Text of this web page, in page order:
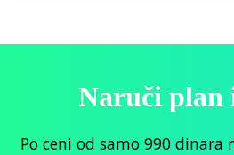
Naruči plan
Po ceni od samo 990 dinara